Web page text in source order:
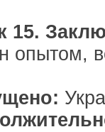
15.
опытом,